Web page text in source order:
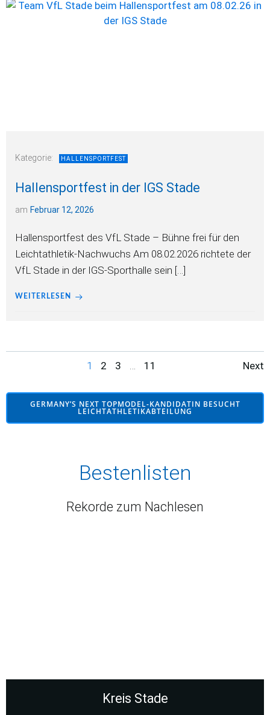
Kategorie: HALLENSPORTFEST
Hallensportfest in der IGS Stade
am Februar 12, 2026
Hallensportfest des VfL Stade – Bühne frei für den
Leichtathletik-Nachwuchs Am 08.02.2026 richtete der
VfL Stade in der IGS-Sporthalle sein […]
WEITERLESEN
navigation
Page
1 Page
2 Page
3 … Page
11 Next
GERMANY’S NEXT TOPMODEL-KANDIDATIN BESUCHT
LEICHTATHLETIKABTEILUNG
Bestenlisten
Rekorde zum Nachlesen
Kreis Stade